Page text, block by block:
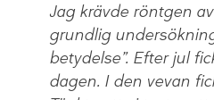
Jag krävde röntgen
grundlig
betydelse”. Efter jul
dagen. I den vevan